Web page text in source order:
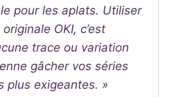
pour les aplats. Utiliser
OKI, c’est
trace ou variation
gâcher vos séries
plus exigeantes. »